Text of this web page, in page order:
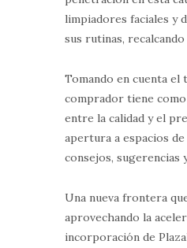
limpiadores faciales y
sus rutinas,
Tomando en cuenta
comprador tiene
entre la calidad y el
apertura a espacios
consejos, sugerencias
Una nueva frontera
aprovechando la
incorporación de